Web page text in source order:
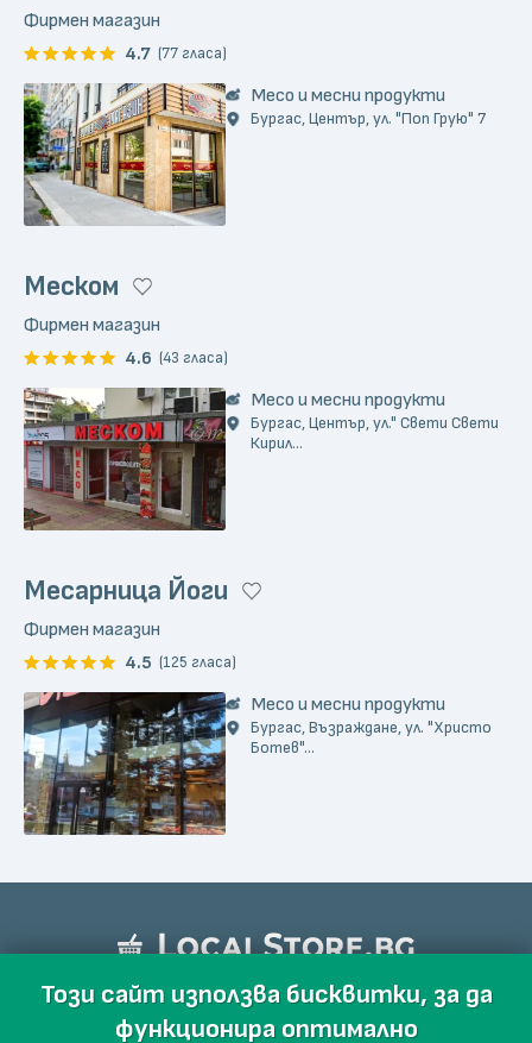
Фирмен магазин
4.7 (77 гласа)
Месо и месни продукти
Бургас, Център, ул. "Поп Грую" 7
Меском
Фирмен магазин
4.6 (43 гласа)
Месо и месни продукти
Бургас, Център, ул." Свети Свети
Кирил...
Месарница Йоги
Фирмен магазин
4.5 (125 гласа)
Месо и месни продукти
Бургас, Възраждане, ул. "Христо
Ботев"...
Този сайт използва бисквитки, за да
функционира оптимално